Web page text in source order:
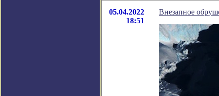
05.04.2022
18:51
Внезапное